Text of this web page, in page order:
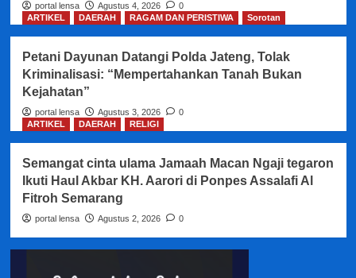
portal lensa Agustus 4, 2026
0
ARTIKEL
DAERAH RAGAM DAN PERISTIWA Sorotan
Petani Dayunan Datangi Polda Jateng, Tolak
Kriminalisasi: “Mempertahankan Tanah Bukan
Kejahatan”
portal lensa Agustus 3, 2026
0
ARTIKEL
DAERAH RELIGI
Semangat cinta ulama Jamaah Macan Ngaji tegaron
Ikuti Haul Akbar KH. Aarori di Ponpes Assalafi Al
Fitroh Semarang
portal lensa Agustus 2, 2026 0